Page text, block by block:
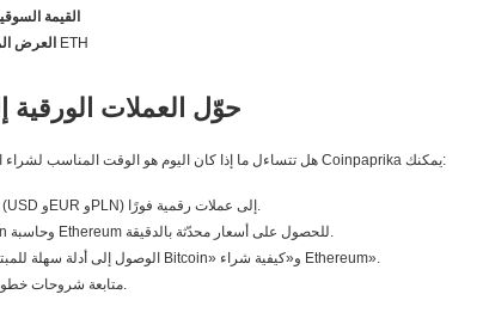
القيمة
العرض
120,426,316 ETH
حوّل العملات الورقية
هل تتساءل ما إذا كان اليوم هو الوقت المناسب لشراء العملات الرقمية؟ مع محوّل Coinpaprika يمكنك:
تحويل العملات الورقية (USD وEUR وPLN) إلى عملات رقمية فورًا.
استخدام حاسبة Bitcoin وحاسبة Ethereum للحصول على أسعار محدّثة بالدقيقة.
الوصول إلى أدلة سهلة للمبتدئين مثل «كيفية شراء Bitcoin» و«كيفية شراء Ethereum».
متابعة شروحات خطوة بخطوة لعملات أخرى.